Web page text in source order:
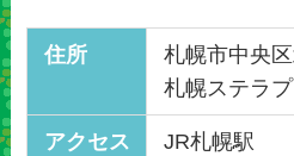
住所
札幌市中央
札幌ステラ
アクセス JR札幌駅